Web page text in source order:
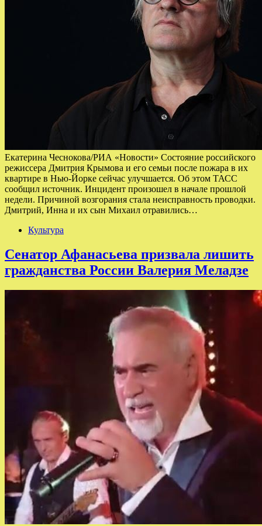
Екатерина Чеснокова/РИА «Новости» Состояние российского
режиссера Дмитрия Крымова и его семьи после пожара в их
квартире в Нью-Йорке сейчас улучшается. Об этом ТАСС
сообщил источник. Инцидент произошел в начале прошлой
недели. Причиной возгорания стала неисправность проводки.
Дмитрий, Инна и их сын Михаил отравились…
Культура
Сенатор Афанасьева призвала лишить
гражданства России Валерия Меладзе